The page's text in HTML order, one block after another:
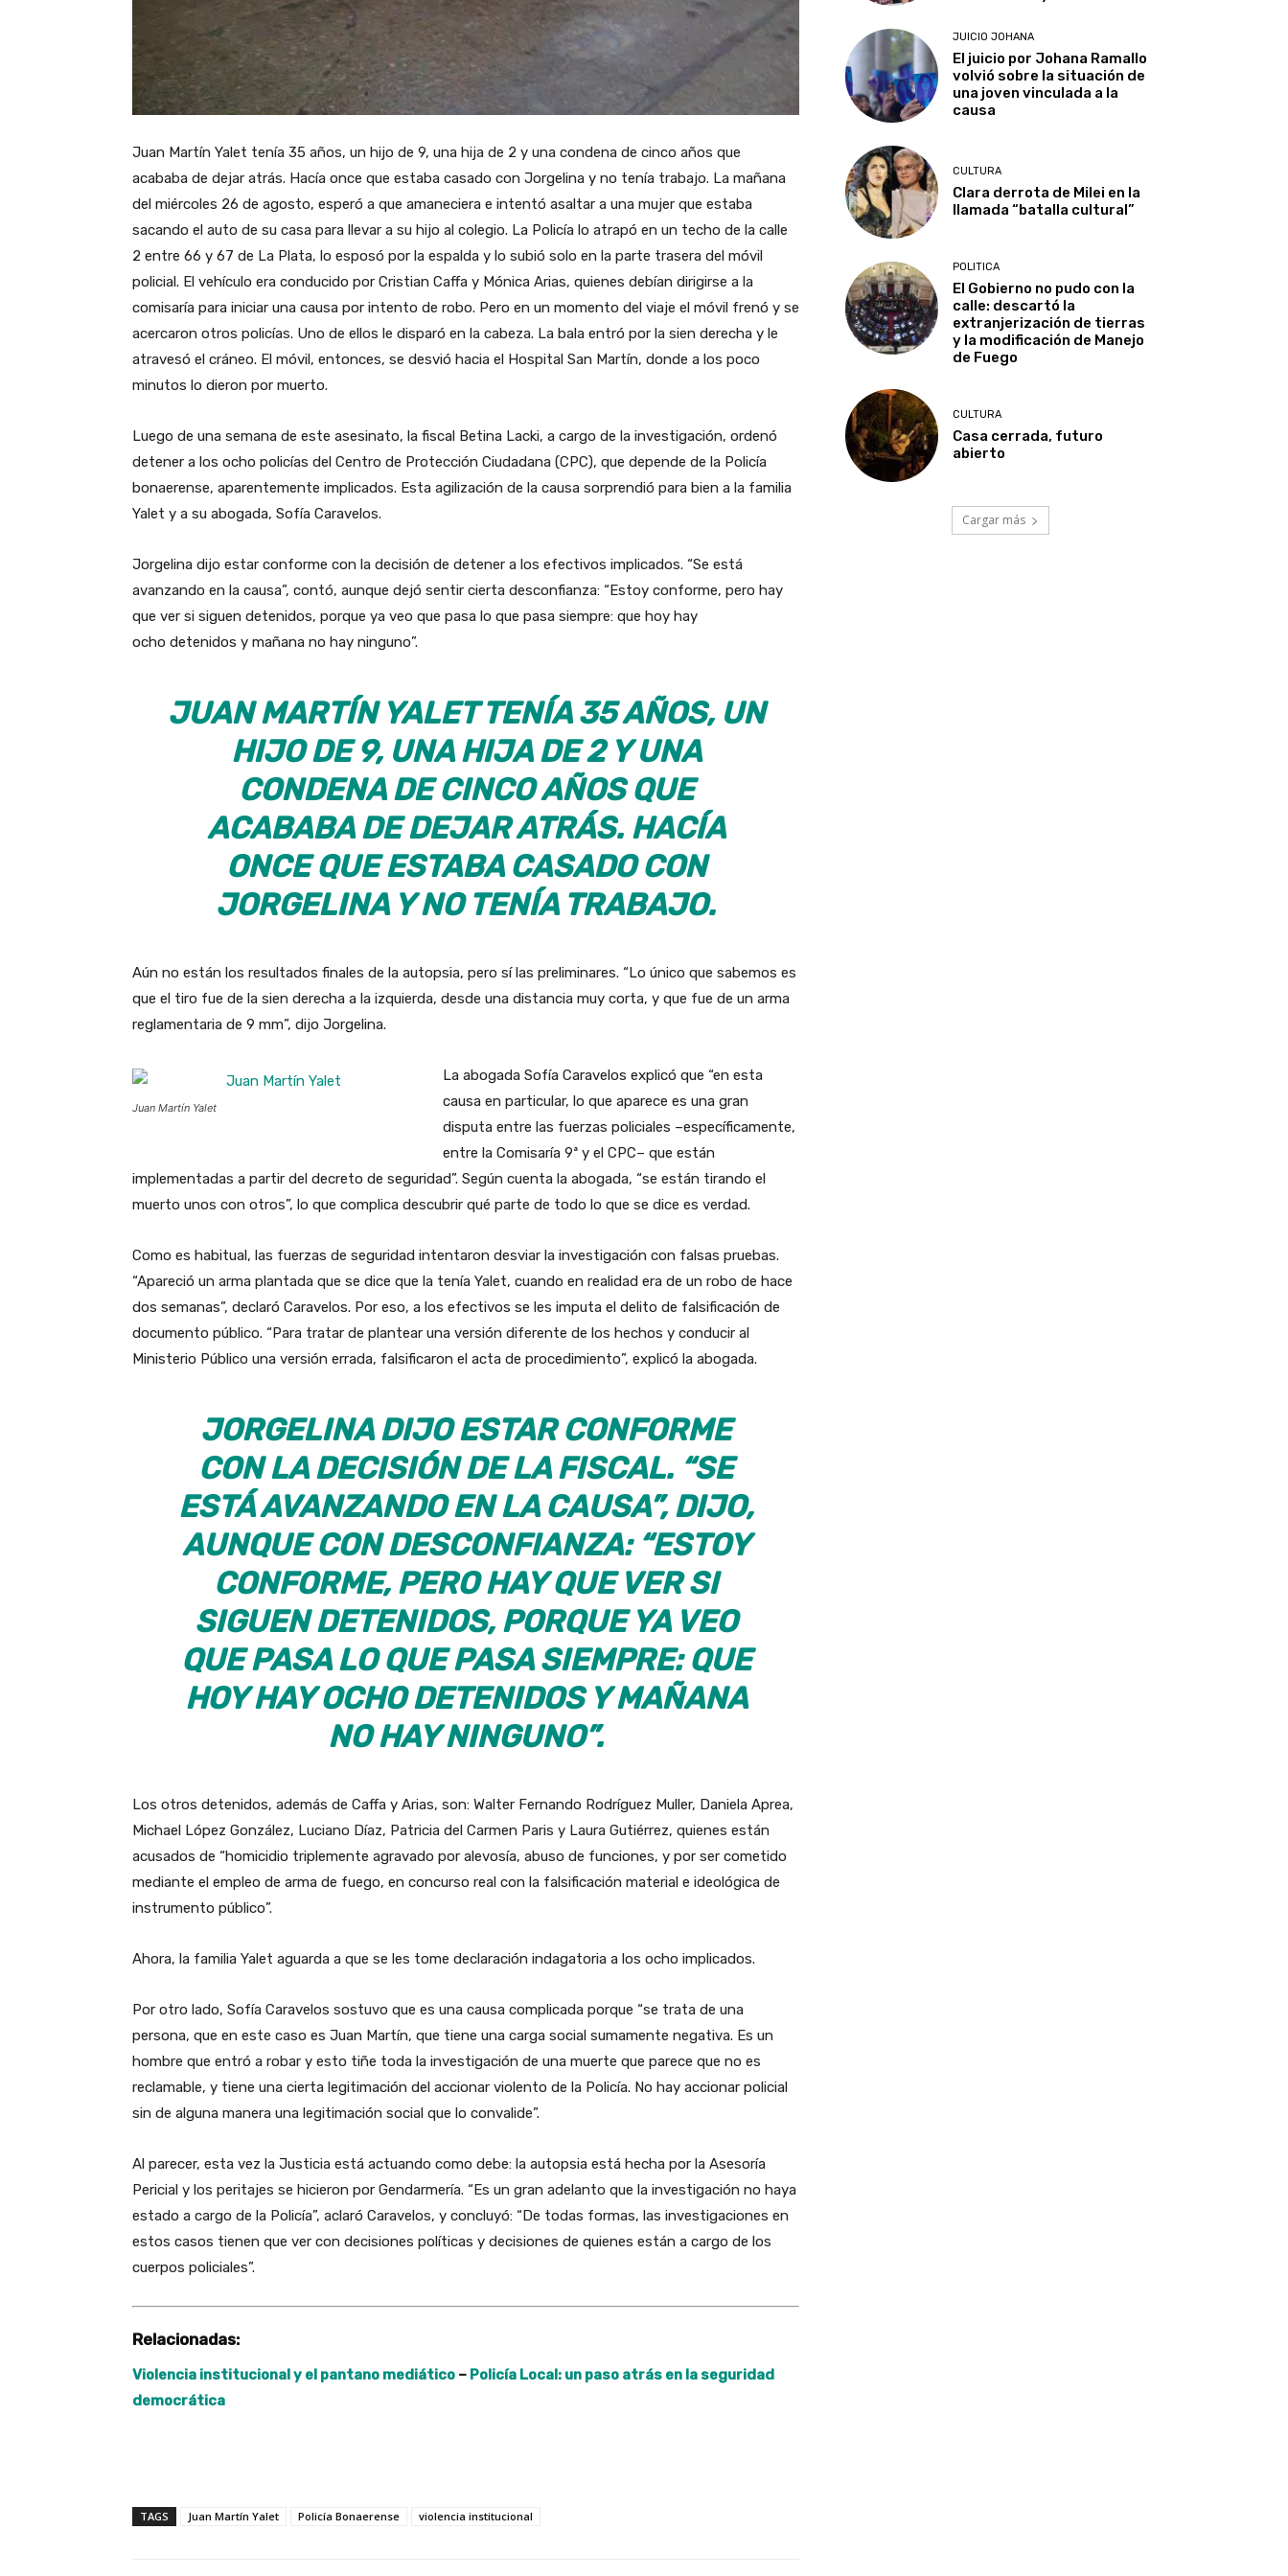
Juan Martín Yalet tenía 35 años, un hijo de 9, una hija de 2 y una condena de cinco años que
acababa de dejar atrás. Hacía once que estaba casado con Jorgelina y no tenía trabajo. La mañana
del miércoles 26 de agosto, esperó a que amaneciera e intentó asaltar a una mujer que estaba
sacando el auto de su casa para llevar a su hijo al colegio. La Policía lo atrapó en un techo de la calle
2 entre 66 y 67 de La Plata, lo esposó por la espalda y lo subió solo en la parte trasera del móvil
policial. El vehículo era conducido por Cristian Caffa y Mónica Arias, quienes debían dirigirse a la
comisaría para iniciar una causa por intento de robo. Pero en un momento del viaje el móvil frenó y se
acercaron otros policías. Uno de ellos le disparó en la cabeza. La bala entró por la sien derecha y le
atravesó el cráneo. El móvil, entonces, se desvió hacia el Hospital San Martín, donde a los poco
minutos lo dieron por muerto.
Luego de una semana de este asesinato, la fiscal Betina Lacki, a cargo de la investigación, ordenó
detener a los ocho policías del Centro de Protección Ciudadana (CPC), que depende de la Policía
bonaerense, aparentemente implicados. Esta agilización de la causa sorprendió para bien a la familia
Yalet y a su abogada, Sofía Caravelos.
Jorgelina dijo estar conforme con la decisión de detener a los efectivos implicados. “Se está
avanzando en la causa”, contó, aunque dejó sentir cierta desconfianza: “Estoy conforme, pero hay
que ver si siguen detenidos, porque ya veo que pasa lo que pasa siempre: que hoy hay
ocho detenidos y mañana no hay ninguno”.
JUAN MARTÍN YALET TENÍA 35 AÑOS, UN
HIJO DE 9, UNA HIJA DE 2 Y UNA
CONDENA DE CINCO AÑOS QUE
ACABABA DE DEJAR ATRÁS. HACÍA
ONCE QUE ESTABA CASADO CON
JORGELINA Y NO TENÍA TRABAJO.
Aún no están los resultados finales de la autopsia, pero sí las preliminares. “Lo único que sabemos es
que el tiro fue de la sien derecha a la izquierda, desde una distancia muy corta, y que fue de un arma
reglamentaria de 9 mm”, dijo Jorgelina.
Juan Martín Yalet
La abogada Sofía Caravelos explicó que “en esta
causa en particular, lo que aparece es una gran
disputa entre las fuerzas policiales –específicamente,
entre la Comisaría 9ª y el CPC– que están
implementadas a partir del decreto de seguridad”. Según cuenta la abogada, “se están tirando el
muerto unos con otros”, lo que complica descubrir qué parte de todo lo que se dice es verdad.
Como es habitual, las fuerzas de seguridad intentaron desviar la investigación con falsas pruebas.
“Apareció un arma plantada que se dice que la tenía Yalet, cuando en realidad era de un robo de hace
dos semanas”, declaró Caravelos. Por eso, a los efectivos se les imputa el delito de falsificación de
documento público. “Para tratar de plantear una versión diferente de los hechos y conducir al
Ministerio Público una versión errada, falsificaron el acta de procedimiento”, explicó la abogada.
JORGELINA DIJO ESTAR CONFORME
CON LA DECISIÓN DE LA FISCAL. “SE
ESTÁ AVANZANDO EN LA CAUSA”, DIJO,
AUNQUE CON DESCONFIANZA: “ESTOY
CONFORME, PERO HAY QUE VER SI
SIGUEN DETENIDOS, PORQUE YA VEO
QUE PASA LO QUE PASA SIEMPRE: QUE
HOY HAY OCHO DETENIDOS Y MAÑANA
NO HAY NINGUNO”.
Los otros detenidos, además de Caffa y Arias, son: Walter Fernando Rodríguez Muller, Daniela Aprea,
Michael López González, Luciano Díaz, Patricia del Carmen Paris y Laura Gutiérrez, quienes están
acusados de “homicidio triplemente agravado por alevosía, abuso de funciones, y por ser cometido
mediante el empleo de arma de fuego, en concurso real con la falsificación material e ideológica de
instrumento público”.
Ahora, la familia Yalet aguarda a que se les tome declaración indagatoria a los ocho implicados.
Por otro lado, Sofía Caravelos sostuvo que es una causa complicada porque “se trata de una
persona, que en este caso es Juan Martín, que tiene una carga social sumamente negativa. Es un
hombre que entró a robar y esto tiñe toda la investigación de una muerte que parece que no es
reclamable, y tiene una cierta legitimación del accionar violento de la Policía. No hay accionar policial
sin de alguna manera una legitimación social que lo convalide”.
Al parecer, esta vez la Justicia está actuando como debe: la autopsia está hecha por la Asesoría
Pericial y los peritajes se hicieron por Gendarmería. “Es un gran adelanto que la investigación no haya
estado a cargo de la Policía”, aclaró Caravelos, y concluyó: “De todas formas, las investigaciones en
estos casos tienen que ver con decisiones políticas y decisiones de quienes están a cargo de los
cuerpos policiales”.
Relacionadas:
Violencia institucional y el pantano mediático – Policía Local: un paso atrás en la seguridad
democrática
TAGS Juan Martín Yalet Policía Bonaerense violencia institucional
JUICIO JOHANA
El juicio por Johana Ramallo
volvió sobre la situación de
una joven vinculada a la
causa
CULTURA
Clara derrota de Milei en la
llamada “batalla cultural”
POLITICA
El Gobierno no pudo con la
calle: descartó la
extranjerización de tierras
y la modificación de Manejo
de Fuego
CULTURA
Casa cerrada, futuro
abierto
Cargar más